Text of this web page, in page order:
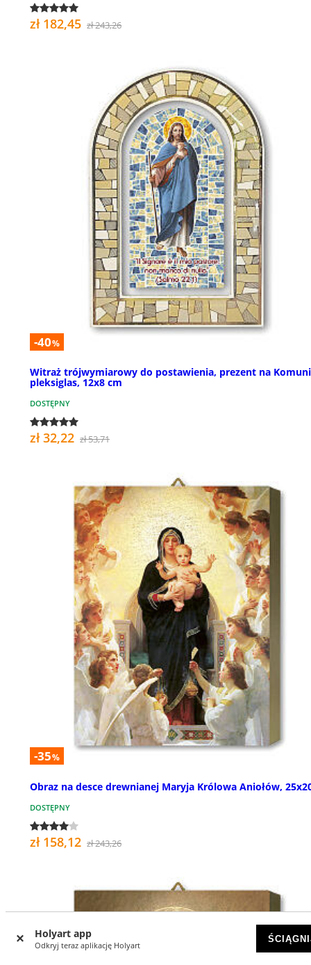
Holyart app
Odkryj teraz aplikację Holyart
zł 182,45 zł 243,26
-40%
Witraż trójwymiarowy do postawienia, prezent na
pleksiglas, 12x8 cm
DOSTĘPNY
zł 32,22 zł 53,71
-35%
Obraz na desce drewnianej Maryja Królowa Aniołów,
DOSTĘPNY
zł 158,12 zł 243,26